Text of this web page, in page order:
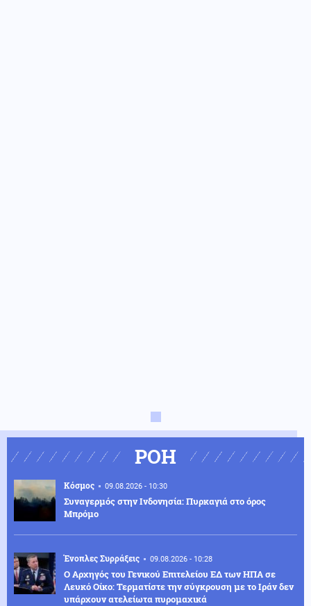
ΡΟΗ
Κόσμος 09.08.2026 - 10:30
Συναγερμός στην Ινδονησία: Πυρκαγιά στο όρος
Μπρόμο
Ένοπλες Συρράξεις 09.08.2026 - 10:28
Ο Αρχηγός του Γενικού Επιτελείου ΕΔ των ΗΠΑ σε
Λευκό Οίκο: Τερματίστε την σύγκρουση με το Ιράν δεν
υπάρχουν ατελείωτα πυρομαχικά